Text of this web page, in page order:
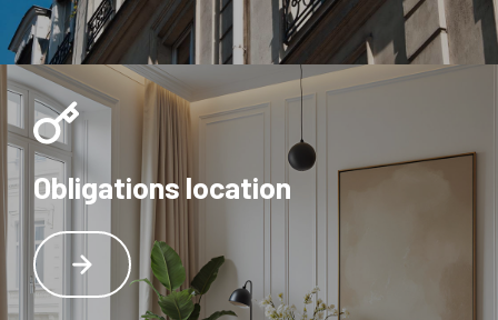
Obligations location